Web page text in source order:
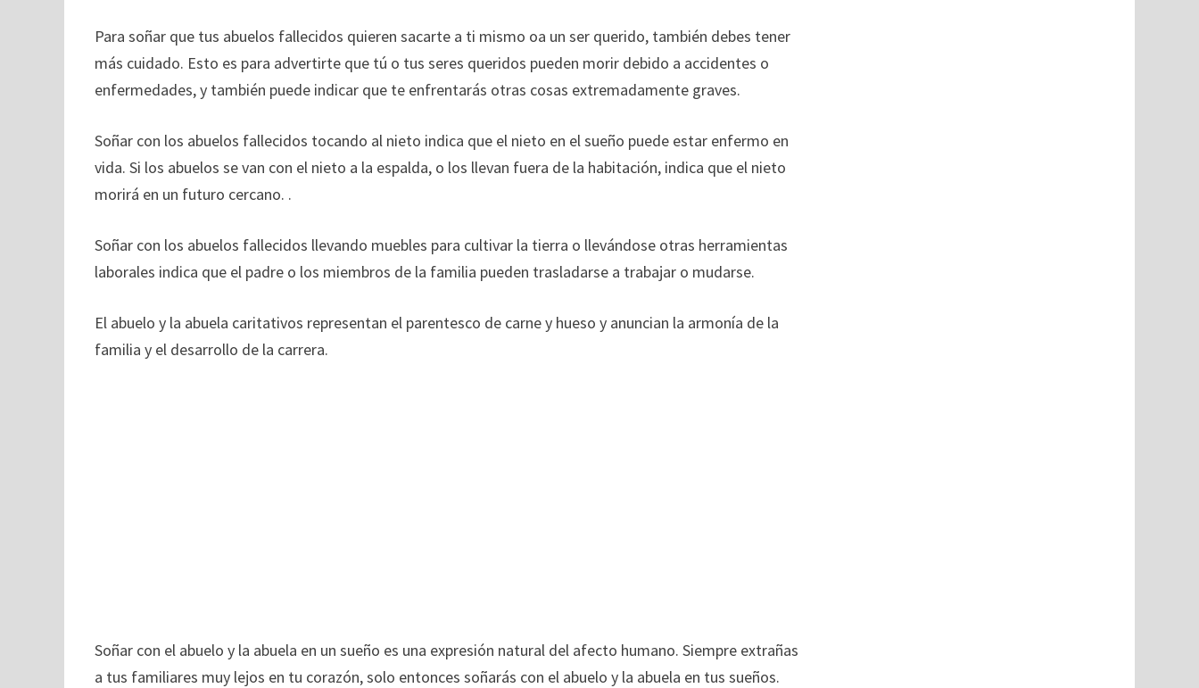
Para soñar que tus abuelos fallecidos quieren sacarte a ti mismo oa un ser querido, también debes tener
más cuidado. Esto es para advertirte que tú o tus seres queridos pueden morir debido a accidentes o
enfermedades, y también puede indicar que te enfrentarás otras cosas extremadamente graves.
Soñar con los abuelos fallecidos tocando al nieto indica que el nieto en el sueño puede estar enfermo en
vida. Si los abuelos se van con el nieto a la espalda, o los llevan fuera de la habitación, indica que el nieto
morirá en un futuro cercano. .
Soñar con los abuelos fallecidos llevando muebles para cultivar la tierra o llevándose otras herramientas
laborales indica que el padre o los miembros de la familia pueden trasladarse a trabajar o mudarse.
El abuelo y la abuela caritativos representan el parentesco de carne y hueso y anuncian la armonía de la
familia y el desarrollo de la carrera.
Soñar con el abuelo y la abuela en un sueño es una expresión natural del afecto humano. Siempre extrañas
a tus familiares muy lejos en tu corazón, solo entonces soñarás con el abuelo y la abuela en tus sueños.